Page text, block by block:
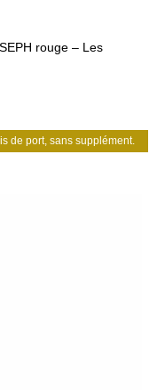
rouge – Les
de port, sans supplément.